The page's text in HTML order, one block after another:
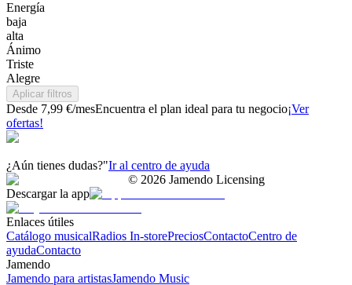
Energía
baja
alta
Ánimo
Triste
Alegre
Aplicar filtros
Desde 7,99 €/mesEncuentra el plan ideal para tu negocio¡Ver
ofertas!
¿Aún tienes dudas?"Ir al centro de ayuda
© 2026 Jamendo Licensing
Descargar la app
Enlaces útiles
Catálogo musicalRadios In-storePreciosContactoCentro de
ayudaContacto
Jamendo
Jamendo para artistasJamendo Music